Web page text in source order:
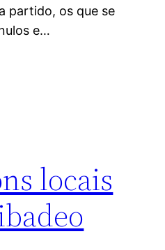
partido, os que se
e…
locais